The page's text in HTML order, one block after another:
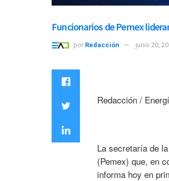
Funcionarios de Pemex
por Redacción junio 20,
Redacción /
La secretaría de
(Pemex) que, en
informa hoy en